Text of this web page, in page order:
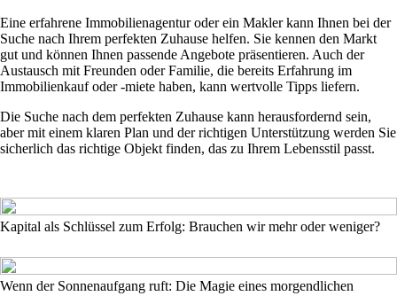
Eine erfahrene Immobilienagentur oder ein Makler kann Ihnen bei der
Suche nach Ihrem perfekten Zuhause helfen. Sie kennen den Markt
gut und können Ihnen passende Angebote präsentieren. Auch der
Austausch mit Freunden oder Familie, die bereits Erfahrung im
Immobilienkauf oder -miete haben, kann wertvolle Tipps liefern.
Die Suche nach dem perfekten Zuhause kann herausfordernd sein,
aber mit einem klaren Plan und der richtigen Unterstützung werden Sie
sicherlich das richtige Objekt finden, das zu Ihrem Lebensstil passt.
Kapital als Schlüssel zum Erfolg: Brauchen wir mehr oder weniger?
Wenn der Sonnenaufgang ruft: Die Magie eines morgendlichen